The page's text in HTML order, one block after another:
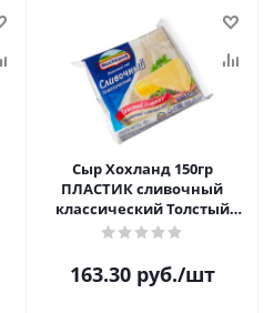
Сыр Хохланд 150гр
ПЛАСТИК сливочный
классический Толстый
ломтик 1/9
163.30руб./шт